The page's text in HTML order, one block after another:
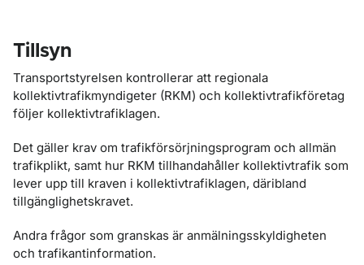
Tillsyn
Transportstyrelsen kontrollerar att regionala
kollektivtrafikmyndigeter (RKM) och kollektivtrafikföretag
följer kollektivtrafiklagen.
Det gäller krav om trafikförsörjningsprogram och allmän
trafikplikt, samt hur RKM tillhandahåller kollektivtrafik som
lever upp till kraven i kollektivtrafiklagen, däribland
tillgänglighetskravet.
Andra frågor som granskas är anmälningsskyldigheten
och trafikantinformation.